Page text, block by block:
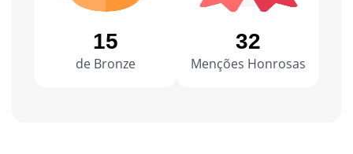
15
de Bronze
32
Menções Honrosas